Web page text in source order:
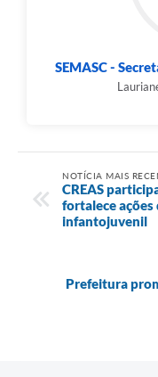
SEMASC -
NOTÍCIA MAIS
CREAS
fortalece ações
infantojuvenil
Prefeitura